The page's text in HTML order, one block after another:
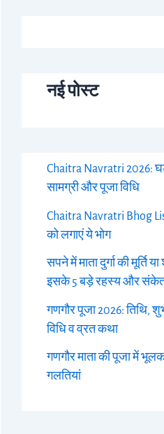
नई पोस्ट
Chaitra Navratri 2026:
सामग्री और पूजा विधि
Chaitra Navratri Bhog
को लगाएं ये भोग
सपने में माता दुर्गा की मूर्ति
इसके 5 बड़े रहस्य और
गणगौर पूजा 2026: तिथि,
विधि व व्रत कथा
गणगौर माता की पूजा में
गलतियां